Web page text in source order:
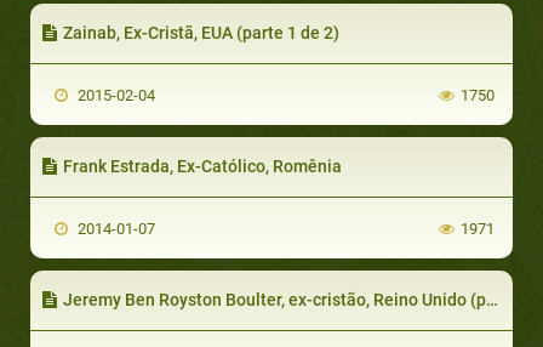
Zainab, Ex-Cristã, EUA (parte 1 de 2)
2015-02-04 1750
Frank Estrada, Ex-Católico, Romênia
2014-01-07 1971
Jeremy Ben Royston Boulter, ex-cristão, Reino Unido (parte 7 de 7)